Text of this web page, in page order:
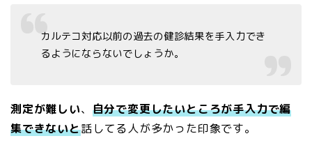
カルテコ対応以前の過去の健診結果を手入力でき
るようにならないでしょうか。
測定が難しい、 自分で変更したいところが手入力で編
集できないと話してる人が多かった印象です。